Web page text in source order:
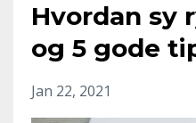
Hvordan sy
og 5 gode
Jan 22, 2021